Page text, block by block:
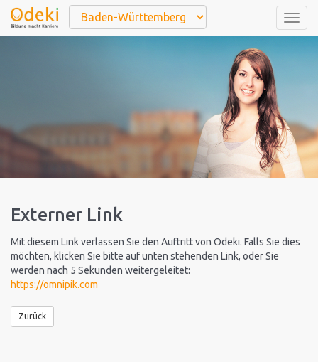
Externer Link
Mit diesem Link verlassen Sie den Auftritt von Odeki. Falls Sie dies
möchten, klicken Sie bitte auf unten stehenden Link, oder Sie
werden nach 5 Sekunden weitergeleitet:
https://omnipik.com
Zurück